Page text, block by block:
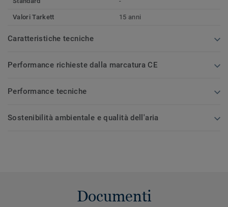
Valori Tarkett 15 anni
Caratteristiche tecniche
Performance richieste dalla marcatura CE
Performance tecniche
Sostenibilità ambientale e qualità dell'aria
Documenti